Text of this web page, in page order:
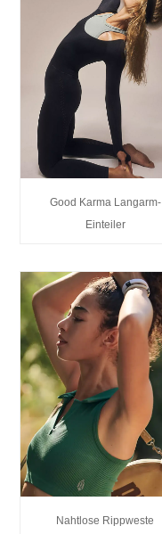
Good Karma Langarm-
Einteiler
Nahtlose Rippweste